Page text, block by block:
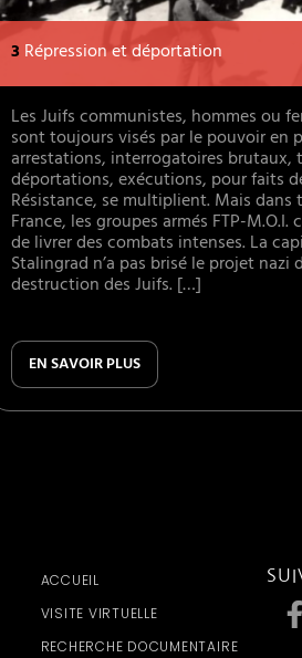
3Répression et déportation
Les Juifs communistes, hommes ou
sont toujours visés par le pouvoir en
arrestations, interrogatoires brutaux,
déportations, exécutions, pour faits
Résistance, se multiplient. Mais dans
France, les groupes armés FTP-
de livrer des combats intenses. La
Stalingrad n’a pas brisé le projet nazi
destruction des Juifs. […]
EN SAVOIR PLUS
ACCUEIL
VISITE VIRTUELLE
RECHERCHE DOCUMENTAIRE